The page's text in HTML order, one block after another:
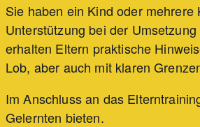
Sie haben ein Kind oder
Unterstützung bei der
erhalten Eltern praktische
Lob, aber auch mit klaren
Im Anschluss an das
Gelernten bieten.